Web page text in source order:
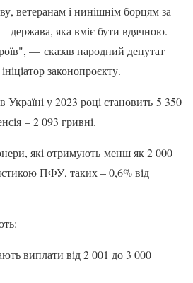
ветеранам і нинішнім борцям за
держава, яка вміє бути вдячною.
— сказав народний депутат
законопроєкту.
Україні у 2023 році становить 5 350
– 2 093 гривні.
які отримують менш як 2 000
ПФУ, таких – 0,6% від
виплати від 2 001 до 3 000